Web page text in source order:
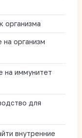
организма
организм
на иммунитет
для
внутренние